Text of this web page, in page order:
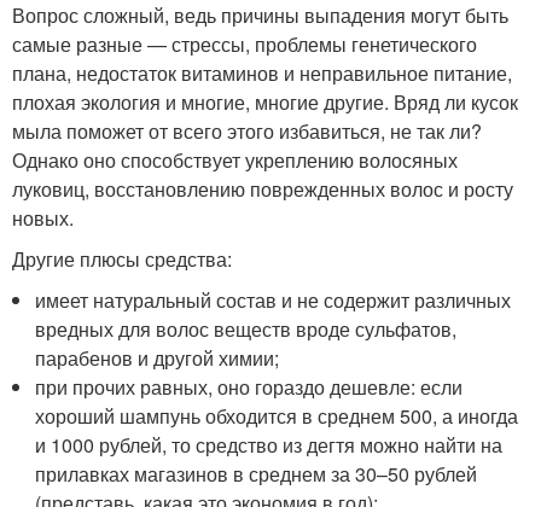
Вопрос сложный, ведь причины выпадения могут быть
самые разные — стрессы, проблемы генетического
плана, недостаток витаминов и неправильное питание,
плохая экология и многие, многие другие. Вряд ли кусок
мыла поможет от всего этого избавиться, не так ли?
Однако оно способствует укреплению волосяных
луковиц, восстановлению поврежденных волос и росту
новых.
Другие плюсы средства:
имеет натуральный состав и не содержит различных
вредных для волос веществ вроде сульфатов,
парабенов и другой химии;
при прочих равных, оно гораздо дешевле: если
хороший шампунь обходится в среднем 500, а иногда
и 1000 рублей, то средство из дегтя можно найти на
прилавках магазинов в среднем за 30–50 рублей